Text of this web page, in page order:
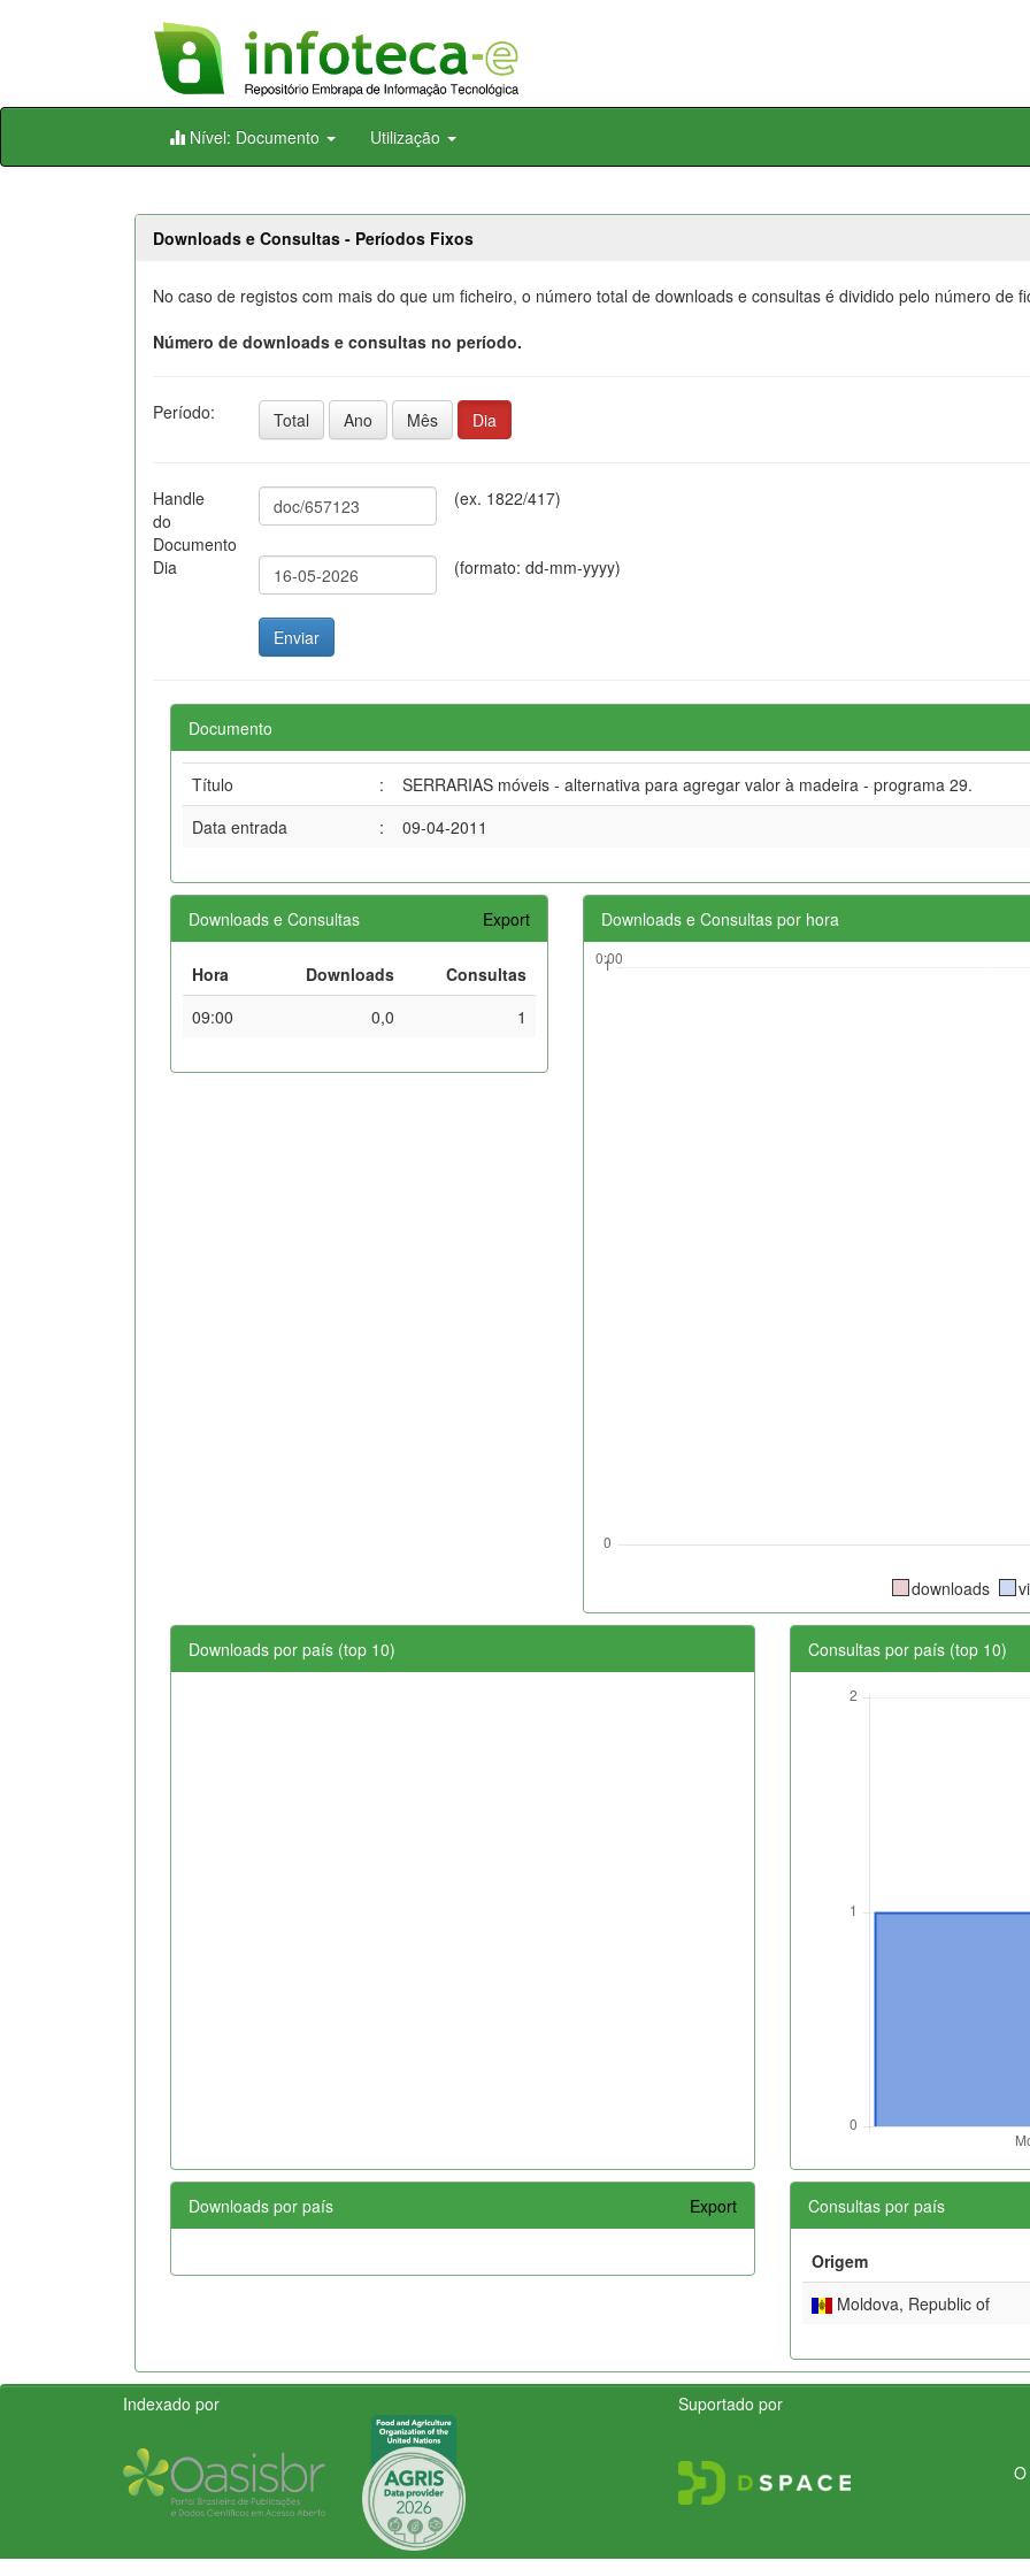
Skip
Nível: Documento Utilização
Downloads e Consultas - Períodos Fixos
No caso de registos com mais do que um ficheiro, o número total de downloads e consultas é dividido pelo número de
Número de downloads e consultas no período.
Período: Total Ano Mês Dia
Handle
do
Documento
(ex. 1822/417)
Dia (formato: dd-mm-yyyy)
Documento
Título :
SERRARIAS móveis - alternativa para agregar valor à madeira - programa 29.
Data entrada
: 09-04-2011
Downloads e Consultas Export
Hora Downloads
Consultas
09:00
0,0 1
Downloads e Consultas por hora
downloads
Downloads por país (top 10) Consultas por país (top 10)
Downloads por país Export Consultas por país
Origem
Moldova, Republic of
Indexado por Suportado por